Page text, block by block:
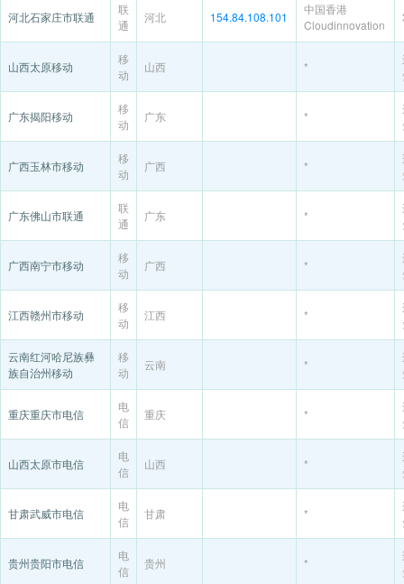
河北石家庄市联通
联
通
河北 154.84.108.101
中国香港
Cloudinnovation
山西太原移动
移
动
山西 *
广东揭阳移动
移
动
广东 *
广西玉林市移动
移
动
广西 *
广东佛山市联通
联
通
广东 *
广西南宁市移动
移
动
广西 *
江西赣州市移动
移
动
江西 *
云南红河哈尼族彝
族自治州移动
移
动
云南 *
重庆重庆市电信
电
信
重庆 *
山西太原市电信
电
信
山西 *
甘肃武威市电信
电
信
甘肃 *
贵州贵阳市电信
电
信
贵州 *